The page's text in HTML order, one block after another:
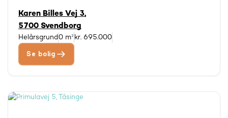
Karen Billes Vej 3,
5700 Svendborg
Helårsgrund0 m² kr. 695.000
Se bolig